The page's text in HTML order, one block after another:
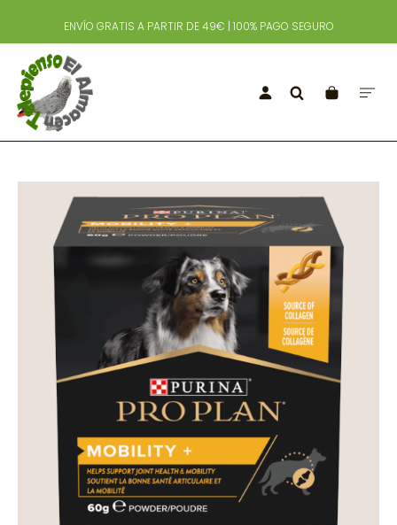
ENVÍO GRATIS A PARTIR DE 49€ | 100% PAGO SEGURO